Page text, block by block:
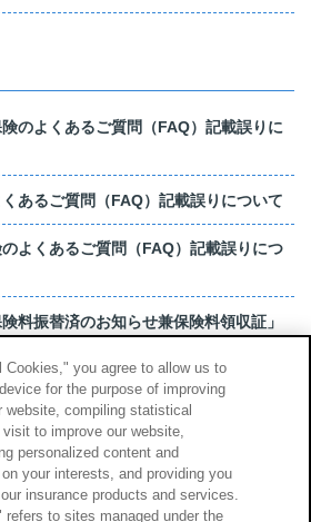
険のよくあるご質問（FAQ）記載誤りに
くあるご質問（FAQ）記載誤りについて
のよくあるご質問（FAQ）記載誤りにつ
料振替済のお知らせ兼保険料領収証」
あるご質問（FAQ）記載誤りについて
もっと見る
you agree to allow us to
for the purpose of improving
website, compiling statistical
to improve our website,
personalized content and
your interests, and providing you
insurance products and services.
refers to sites managed under the